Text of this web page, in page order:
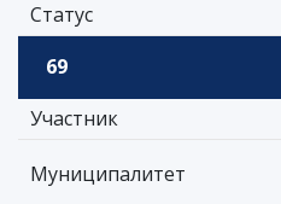
Статус
69
Участник
Муниципалитет